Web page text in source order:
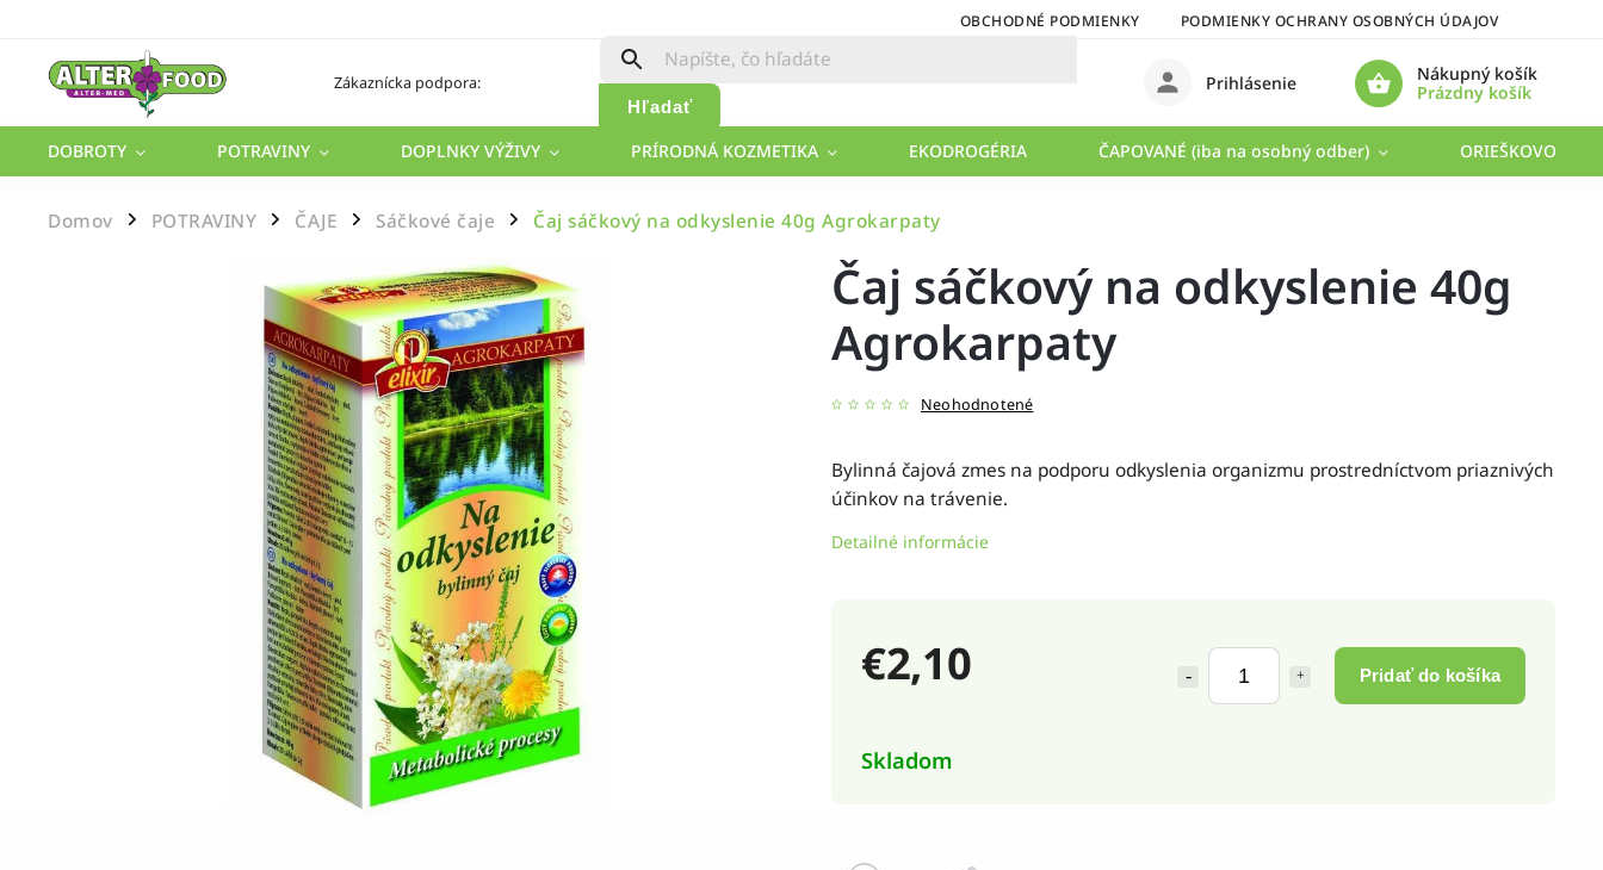
OBCHODNÉ PODMIENKY PODMIENKY OCHRANY OSOBNÝCH ÚDAJOV
Zákaznícka podpora:
Hľadať
Nákupný košík
Prázdny košík
Prihlásenie
DOBROTY POTRAVINY DOPLNKY VÝŽIVY PRÍRODNÁ KOZMETIKA EKODROGÉRIA ČAPOVANÉ (iba na osobný odber) ORIEŠKOVO
Domov / POTRAVINY / ČAJE / Sáčkové čaje / Čaj sáčkový na odkyslenie 40g Agrokarpaty
€2,10 Pridať do košíka
Skladom
Čaj sáčkový na odkyslenie 40g
Agrokarpaty
Neohodnotené
Bylinná čajová zmes na podporu odkyslenia organizmu prostredníctvom priaznivých
účinkov na trávenie.
Detailné informácie